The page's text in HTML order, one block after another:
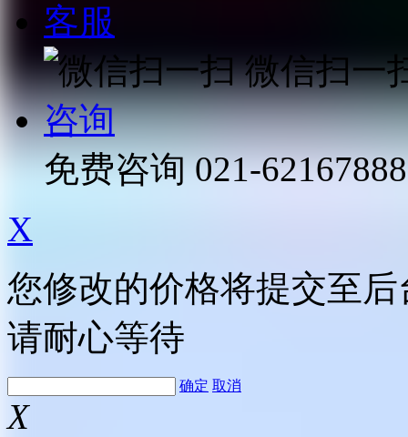
客服
微信扫一
咨询
免费咨询 021-62167888
X
您修改的价格将提交至
请耐心等待
确定 取消
X